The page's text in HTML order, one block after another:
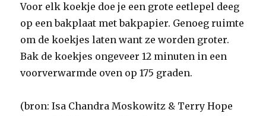
Voor elk koekje doe je een grote eetlepel deeg
op een bakplaat met bakpapier. Genoeg ruimte
om de koekjes laten want ze worden groter.
Bak de koekjes ongeveer 12 minuten in een
voorverwarmde oven op 175 graden.
(bron: Isa Chandra Moskowitz & Terry Hope